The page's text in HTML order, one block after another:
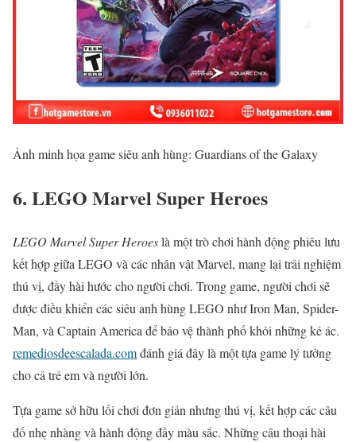
Ảnh minh họa game siêu anh hùng: Guardians of the Galaxy
6. LEGO Marvel Super Heroes
LEGO Marvel Super Heroeslà một trò chơi hành động phiêu lưu
kết hợp giữa LEGO và các nhân vật Marvel, mang lại trải nghiệm
thú vị, đầy hài hước cho người chơi. Trong game, người chơi sẽ
được điều khiển các siêu anh hùng LEGO như Iron Man, Spider-
Man, và Captain America để bảo vệ thành phố khỏi những kẻ ác.
remediosdeescalada.comđánh giá đây là một tựa game lý tưởng
cho cả trẻ em và người lớn.
Tựa game sở hữu lối chơi đơn giản nhưng thú vị, kết hợp các câu
đố nhẹ nhàng và hành động đầy màu sắc. Những câu thoại hài